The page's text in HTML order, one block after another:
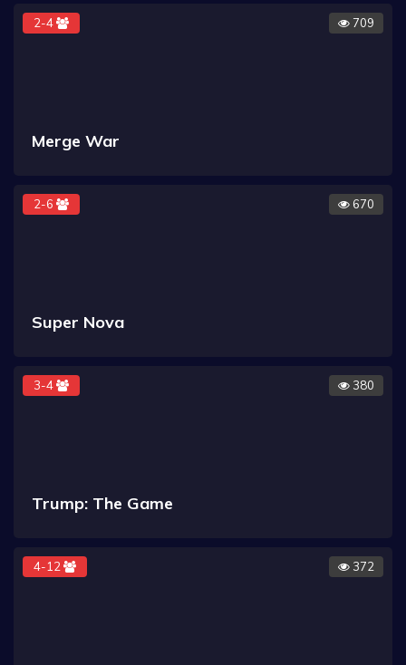
2-4 709
Merge War
2-6 670
Super Nova
3-4 380
Trump: The Game
4-12 372